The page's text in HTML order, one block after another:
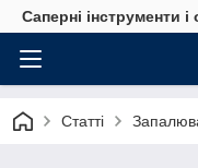
Саперні інструменти
Статті